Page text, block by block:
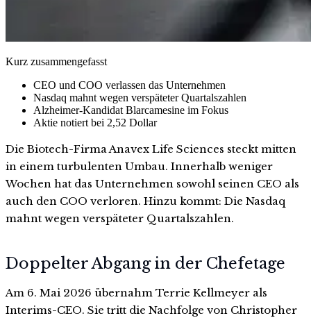
Kurz zusammengefasst
CEO und COO verlassen das Unternehmen
Nasdaq mahnt wegen verspäteter Quartalszahlen
Alzheimer-Kandidat Blarcamesine im Fokus
Aktie notiert bei 2,52 Dollar
Die Biotech-Firma Anavex Life Sciences steckt mitten
in einem turbulenten Umbau. Innerhalb weniger
Wochen hat das Unternehmen sowohl seinen CEO als
auch den COO verloren. Hinzu kommt: Die Nasdaq
mahnt wegen verspäteter Quartalszahlen.
Doppelter Abgang in der Chefetage
Am 6. Mai 2026 übernahm Terrie Kellmeyer als
Interims-CEO. Sie tritt die Nachfolge von Christopher